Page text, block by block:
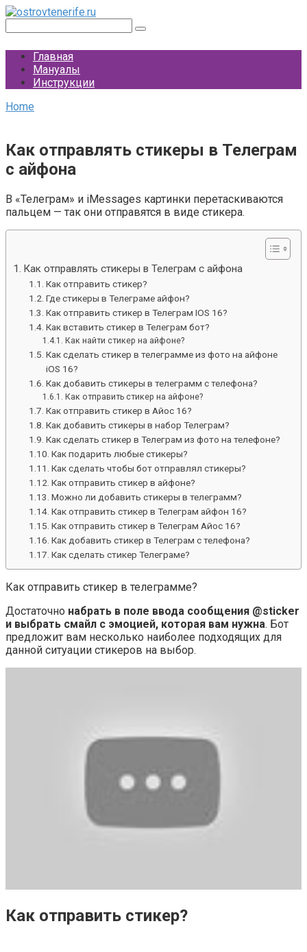
Перейти
контенту
Главная
Мануалы
Инструкции
Home
Как отправлять стикеры в Телеграм
с айфона
В «Телеграм» и iMessages картинки перетаскиваются
пальцем — так они отправятся в виде стикера.
Как отправлять стикеры в Телеграм с айфона
Как отправить стикер?
Где стикеры в Телеграме айфон?
Как отправить стикер в Телеграм IOS 16?
Как вставить стикер в Телеграм бот?
Как найти стикер на айфоне?
Как сделать стикер в телеграмме из фото на айфоне
iOS 16?
Как добавить стикеры в телеграмм с телефона?
Как отправить стикер на айфоне?
Как отправить стикер в Айос 16?
Как добавить стикеры в набор Телеграм?
Как сделать стикер в Телеграм из фото на телефоне?
Как подарить любые стикеры?
Как сделать чтобы бот отправлял стикеры?
Как отправить стикер в айфоне?
Можно ли добавить стикеры в телеграмм?
Как отправить стикер в Телеграм айфон 16?
Как отправить стикер в Телеграм Айос 16?
Как добавить стикер в Телеграм с телефона?
Как сделать стикер Телеграме?
Как отправить стикер в телеграмме?
Достаточно набрать в поле ввода сообщения @sticker
и выбрать смайл с эмоцией, которая вам нужна. Бот
предложит вам несколько наиболее подходящих для
данной ситуации стикеров на выбор.
Как отправить стикер?